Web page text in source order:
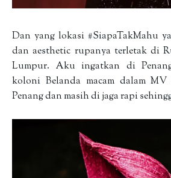
Dan yang lokasi #SiapaTakMahu
dan aesthetic rupanya terletak di
Lumpur. Aku ingatkan di
koloni Belanda macam dalam
Penang dan masih di jaga rapi